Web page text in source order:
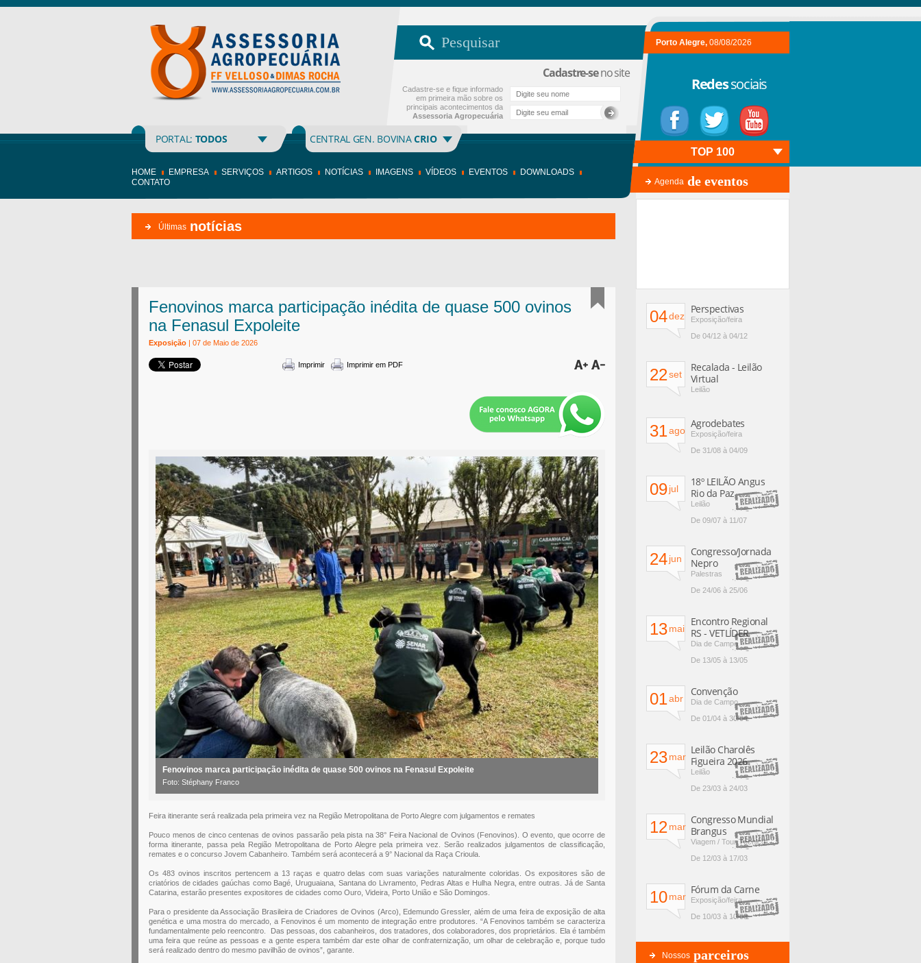
PORTAL: TODOS CENTRAL GEN. BOVINACRIO
Cadastre-seno site
Cadastre-se e fique informado
em primeira mão sobre os
principais acontecimentos da
Assessoria Agropecuária
Porto Alegre, 08/08/2026
Redessociais
HOME EMPRESA SERVIÇOS ARTIGOS NOTÍCIAS IMAGENS VÍDEOS EVENTOS
DOWNLOADS
CONTATO
Agenda de eventos
TOP 100
Últimas notícias
Fenovinos marca participação inédita de quase 500 ovinos
na Fenasul Expoleite
Exposição | 07 de Maio de 2026
Imprimir Imprimir em PDF
Fenovinos marca participação inédita de quase 500 ovinos na Fenasul Expoleite
Foto: Stéphany Franco
Feira itinerante será realizada pela primeira vez na Região Metropolitana de Porto Alegre com julgamentos e remates
Pouco menos de cinco centenas de ovinos passarão pela pista na 38° Feira Nacional de Ovinos (Fenovinos). O evento, que ocorre de
forma itinerante, passa pela Região Metropolitana de Porto Alegre pela primeira vez. Serão realizados julgamentos de classificação,
remates e o concurso Jovem Cabanheiro. Também será acontecerá a 9° Nacional da Raça Crioula.
Os 483 ovinos inscritos pertencem a 13 raças e quatro delas com suas variações naturalmente coloridas. Os expositores são de
criatórios de cidades gaúchas como Bagé, Uruguaiana, Santana do Livramento, Pedras Altas e Hulha Negra, entre outras. Já de Santa
Catarina, estarão presentes expositores de cidades como Ouro, Videira, Porto União e São Domingos.
Para o presidente da Associação Brasileira de Criadores de Ovinos (Arco), Edemundo Gressler, além de uma feira de exposição de alta
genética e uma mostra do mercado, a Fenovinos é um momento de integração entre produtores. “A Fenovinos também se caracteriza
fundamentalmente pelo reencontro. Das pessoas, dos cabanheiros, dos tratadores, dos colaboradores, dos proprietários. Ela é também
uma feira que reúne as pessoas e a gente espera também dar este olhar de confraternização, um olhar de celebração e, porque tudo
será realizado dentro do mesmo pavilhão de ovinos”, garante.
04dez
Perspectivas
Exposição/feira
De 04/12 à 04/12
22set
Recalada - Leilão
Virtual
Leilão
31ago
Agrodebates
Exposição/feira
De 31/08 à 04/09
09jul
18º LEILÃO Angus
Rio da Paz
Leilão
De 09/07 à 11/07
24jun
Congresso/Jornada
Nepro
Palestras
De 24/06 à 25/06
13mai
Encontro Regional
RS - VETLÍDER
Dia de Campo
De 13/05 à 13/05
01abr
Convenção
Dia de Campo
De 01/04 à 30/04
23mar
Leilão Charolês
Figueira 2026
Leilão
De 23/03 à 24/03
12mar
Congresso Mundial
Brangus
Viagem / Tour Técnico
De 12/03 à 17/03
10mar
Fórum da Carne
Exposição/feira
De 10/03 à 10/03
Nossos parceiros